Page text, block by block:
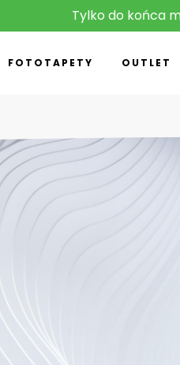
Tylko do końca
FOTOTAPETY OUTLET